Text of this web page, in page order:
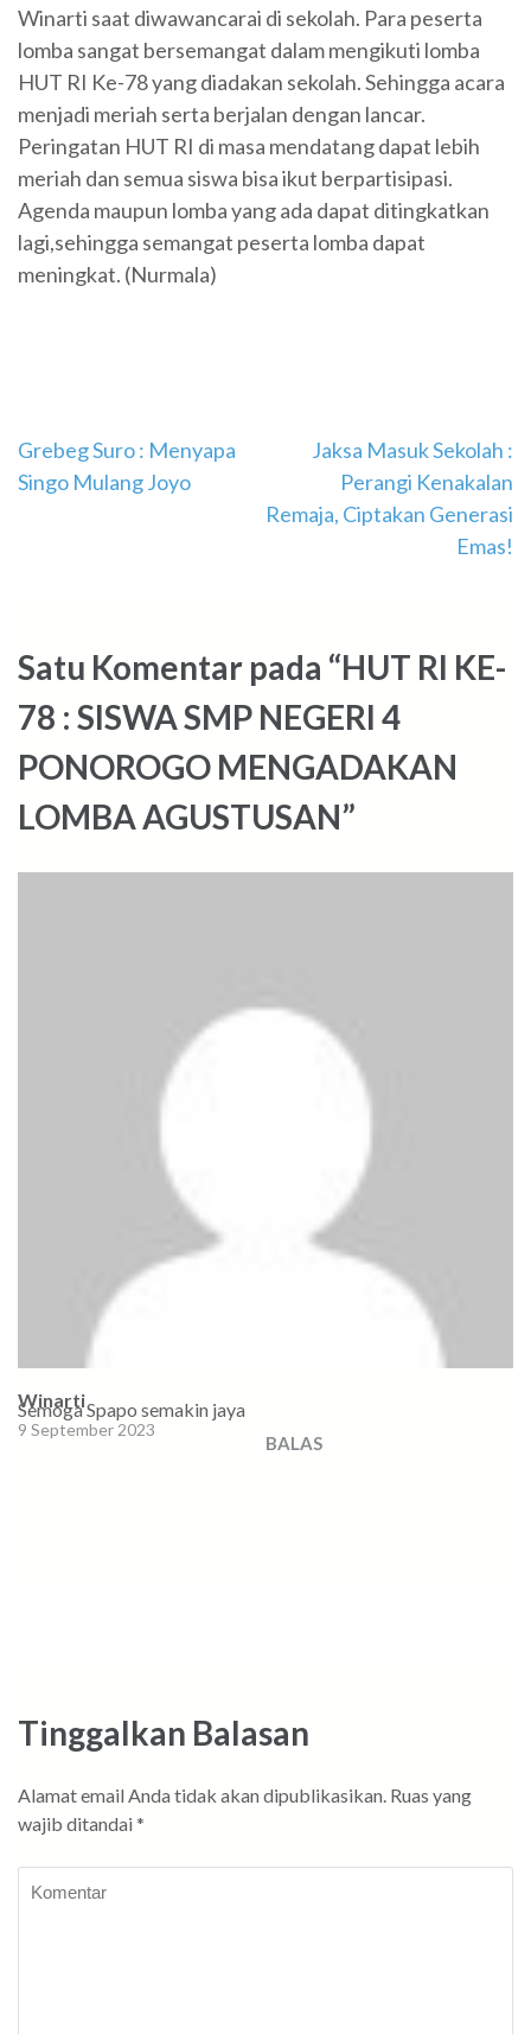
Winarti saat diwawancarai di sekolah. Para peserta
lomba sangat bersemangat dalam mengikuti lomba
HUT RI Ke-78 yang diadakan sekolah. Sehingga acara
menjadi meriah serta berjalan dengan lancar.
Peringatan HUT RI di masa mendatang dapat lebih
meriah dan semua siswa bisa ikut berpartisipasi.
Agenda maupun lomba yang ada dapat ditingkatkan
lagi,sehingga semangat peserta lomba dapat
meningkat. (Nurmala)
Navigasi
pos
Grebeg Suro : Menyapa
Singo Mulang Joyo
Jaksa Masuk Sekolah :
Perangi Kenakalan
Remaja, Ciptakan Generasi
Emas!
Satu Komentar pada “HUT RI KE-
78 : SISWA SMP NEGERI 4
PONOROGO MENGADAKAN
LOMBA AGUSTUSAN”
Winarti
9 September 2023
Semoga Spapo semakin jaya
BALAS
Tinggalkan Balasan
Alamat email Anda tidak akan dipublikasikan. Ruas yang
wajib ditandai *